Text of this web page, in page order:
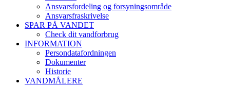
Ansvarsfordeling og forsyningsområde
Ansvarsfraskrivelse
SPAR PÅ VANDET
Check dit vandforbrug
INFORMATION
Persondatafordningen
Dokumenter
Historie
VANDMÅLERE